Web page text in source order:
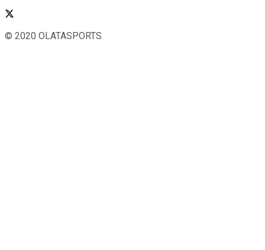
© 2020 OLATASPORTS